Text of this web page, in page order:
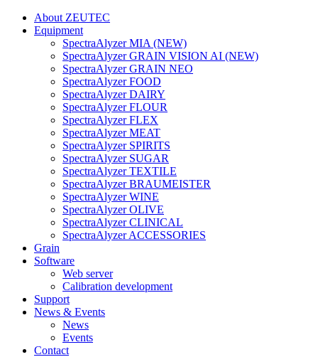
About ZEUTEC
Equipment
SpectraAlyzer MIA (NEW)
SpectraAlyzer GRAIN VISION AI (NEW)
SpectraAlyzer GRAIN NEO
SpectraAlyzer FOOD
SpectraAlyzer DAIRY
SpectraAlyzer FLOUR
SpectraAlyzer FLEX
SpectraAlyzer MEAT
SpectraAlyzer SPIRITS
SpectraAlyzer SUGAR
SpectraAlyzer TEXTILE
SpectraAlyzer BRAUMEISTER
SpectraAlyzer WINE
SpectraAlyzer OLIVE
SpectraAlyzer CLINICAL
SpectraAlyzer ACCESSORIES
Grain
Software
Web server
Calibration development
Support
News & Events
News
Events
Contact